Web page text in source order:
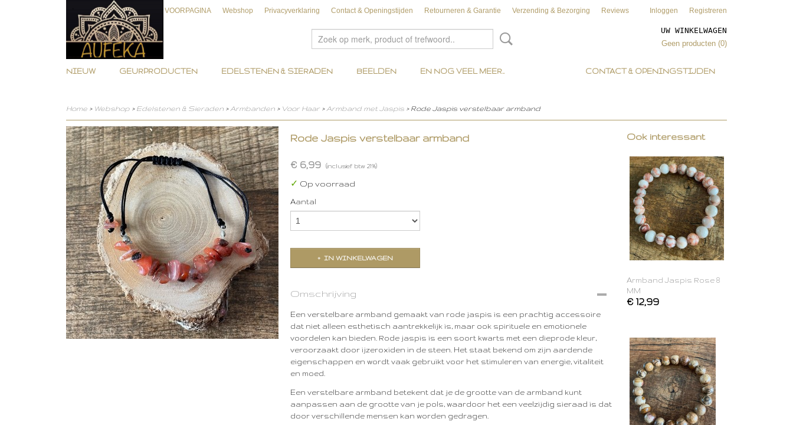
VOORPAGINA Webshop Privacyverklaring Contact & Openingstijden Retourneren & Garantie Verzending & Bezorging Reviews Inloggen Registreren
UW WINKELWAGEN
Geen producten (0)
CONTACT & OPENINGSTIJDEN
NIEUW GEURPRODUCTEN EDELSTENEN & SIERADEN BEELDEN EN NOG VEEL MEER..
Home > Webshop > Edelstenen & Sieraden > Armbanden > Voor Haar > Armband met Jaspis > Rode Jaspis verstelbaar armband
Rode Jaspis verstelbaar armband
€ 6,99 (inclusief btw 21%)
✓ Op voorraad
Aantal
IN WINKELWAGEN
Omschrijving
Een verstelbare armband gemaakt van rode jaspis is een prachtig accessoire
dat niet alleen esthetisch aantrekkelijk is, maar ook spirituele en emotionele
voordelen kan bieden. Rode jaspis is een soort kwarts met een dieprode kleur,
veroorzaakt door ijzeroxiden in de steen. Het staat bekend om zijn aardende
eigenschappen en wordt vaak gebruikt voor het stimuleren van energie, vitaliteit
en moed.
Een verstelbare armband betekent dat je de grootte van de armband kunt
aanpassen aan de grootte van je pols, waardoor het een veelzijdig sieraad is dat
door verschillende mensen kan worden gedragen.
Ook interessant
Armband Jaspis Rose 8
MM
€ 12,99